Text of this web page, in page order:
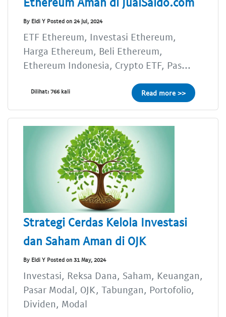
By Eldi Y Posted on 24 Jul, 2024
ETF Ethereum, Investasi Ethereum,
Harga Ethereum, Beli Ethereum,
Ethereum Indonesia, Crypto ETF, Pas...
Dilihat: 766 kali Read more >>
Strategi Cerdas Kelola Investasi
dan Saham Aman di OJK
By Eldi Y Posted on 31 May, 2024
Investasi, Reksa Dana, Saham, Keuangan,
Pasar Modal, OJK, Tabungan, Portofolio,
Dividen, Modal